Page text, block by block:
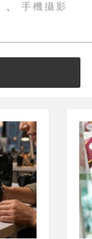
手機攝影